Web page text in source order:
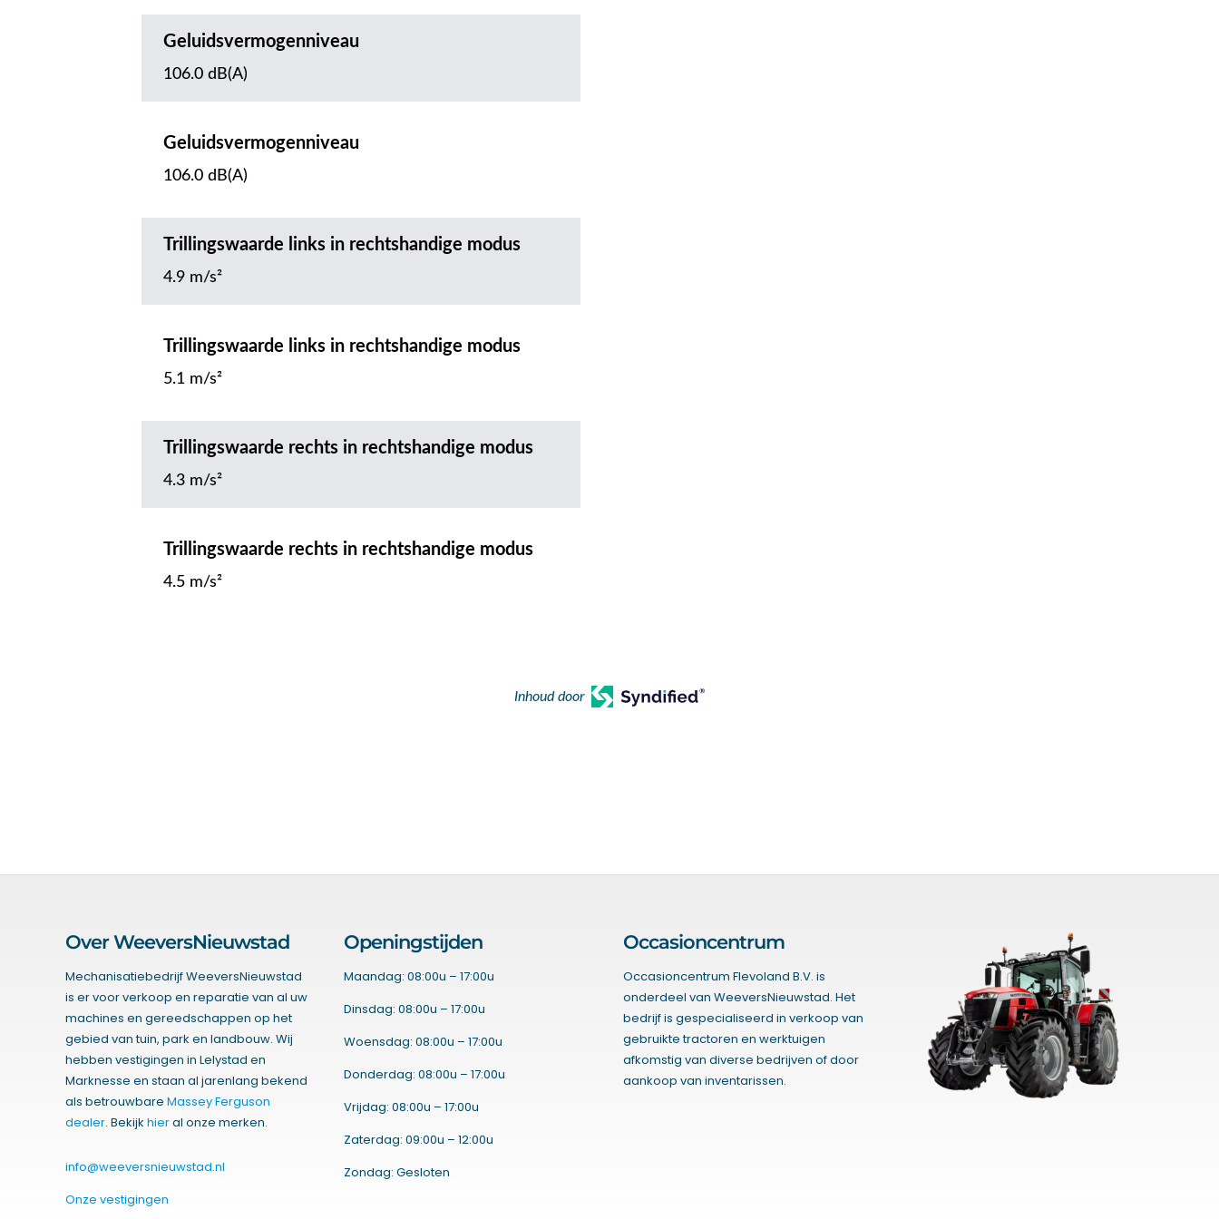
Geluidsvermogenniveau
106.0 dB(A)
Geluidsvermogenniveau
106.0 dB(A)
Trillingswaarde links in rechtshandige modus
4.9 m/s²
Trillingswaarde links in rechtshandige modus
5.1 m/s²
Trillingswaarde rechts in rechtshandige modus
4.3 m/s²
Trillingswaarde rechts in rechtshandige modus
4.5 m/s²
Inhoud door
Over WeeversNieuwstad
Mechanisatiebedrijf WeeversNieuwstad
is er voor verkoop en reparatie van al uw
machines en gereedschappen op het
gebied van tuin, park en landbouw. Wij
hebben vestigingen in Lelystad en
Marknesse en staan al jarenlang bekend
als betrouwbare Massey Ferguson
dealer. Bekijkhieral onze merken.
info@weeversnieuwstad.nl
Onze vestigingen
Openingstijden
Maandag: 08:00u – 17:00u
Dinsdag: 08:00u – 17:00u
Woensdag: 08:00u – 17:00u
Donderdag: 08:00u – 17:00u
Vrijdag: 08:00u – 17:00u
Zaterdag: 09:00u – 12:00u
Zondag: Gesloten
Occasioncentrum
Occasioncentrum Flevoland B.V. is
onderdeel van WeeversNieuwstad. Het
bedrijf is gespecialiseerd in verkoop van
gebruikte tractoren en werktuigen
afkomstig van diverse bedrijven of door
aankoop van inventarissen.